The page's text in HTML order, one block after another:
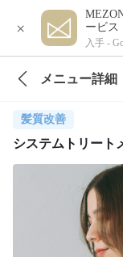
×
ービス
入手 -
メニュー詳細
髪質改善
システムトリート